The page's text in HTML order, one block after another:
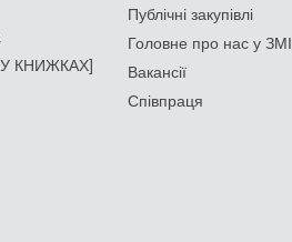
КНИЖКАХ]
Публічні закупівлі
Головне про нас у ЗМІ
Вакансії
Співпраця